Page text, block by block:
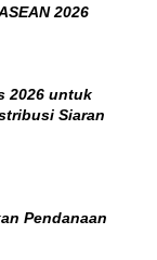
2026
2026 untuk
Siaran
Pendanaan